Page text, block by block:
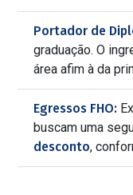
Portador de
graduação. O
área afim à da
Egressos FHO:
buscam uma
desconto,